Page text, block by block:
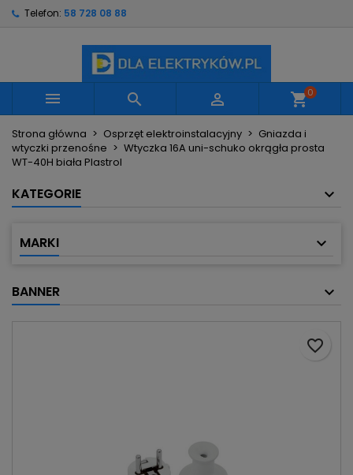
Telefon: 58 728 08 88
   shopping_cart0
Strona główna Osprzęt elektroinstalacyjny
Gniazda i
wtyczki przenośne
Wtyczka 16A uni-schuko okrągła prosta
WT-40H biała Plastrol
KATEGORIE
MARKI
BANNER
favorite_border
Utwórz nową listę
Nazwa listy życzeń
Anuluj Utwórz listę życzeń
Musisz być zalogowany by zapisać produkty na
swojej liście życzeń.
Anuluj Zaloguj się